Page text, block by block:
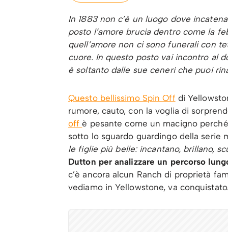
In 1883 non c’è un luogo dove
posto l’amore brucia dentro come la
quell’amore non ci sono funerali con
cuore. In questo posto vai incontro al
è soltanto dalle sue ceneri che puoi
Questo bellissimo Spin Off di
rumore, cauto, con la voglia di
offè pesante come un macigno
sotto lo sguardo guardingo della serie
le figlie più belle: incantano, brillano,
Dutton per analizzare un percorso
c’è ancora alcun Ranch di proprietà
vediamo in Yellowstone, va